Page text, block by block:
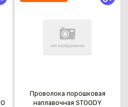
Проволока порошковая
наплавочная STOODY